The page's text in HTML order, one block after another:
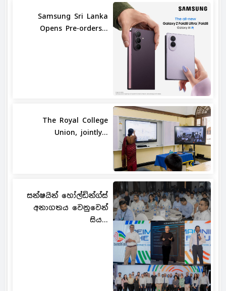
Samsung Sri Lanka
Opens Pre-orders...
The Royal College
Union, jointly...
සන්ෂයින් හෝල්ඩින්ග්ස්
අනාගතය වෙනුවෙන්
සිය...